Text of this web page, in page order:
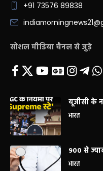
+91 73576 89838
सोशल मीडिया चैनल से जुड़े
यूजीसी के
भारत
900 से
भारत